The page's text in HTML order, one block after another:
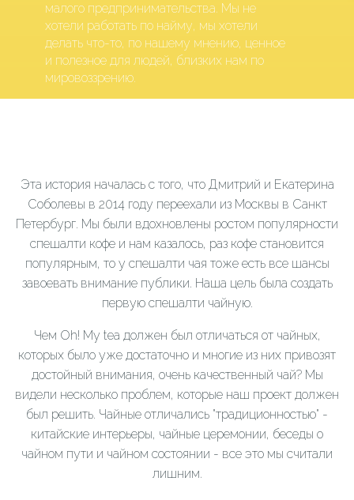
малого предпринимательства. Мы не
хотели работать по найму, мы хотели
делать что-то, по нашему мнению, ценное
и полезное для людей, близких нам по
мировоззрению.
Эта история началась с того, что Дмитрий и Екатерина
Соболевы в 2014 году переехали из Москвы в Санкт
Петербург. Мы были вдохновлены ростом популярности
спешалти кофе и нам казалось, раз кофе становится
популярным, то у спешалти чая тоже есть все шансы
завоевать внимание публики. Наша цель была создать
первую спешалти чайную.
Чем Oh! My tea должен был отличаться от чайных,
которых было уже достаточно и многие из них привозят
достойный внимания, очень качественный чай? Мы
видели несколько проблем, которые наш проект должен
был решить. Чайные отличались "традиционностью" -
китайские интерьеры, чайные церемонии, беседы о
чайном пути и чайном состоянии - все это мы считали
лишним.